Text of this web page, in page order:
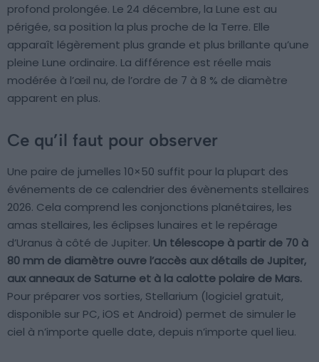
profond prolongée. Le 24 décembre, la Lune est au
périgée, sa position la plus proche de la Terre. Elle
apparaît légèrement plus grande et plus brillante qu’une
pleine Lune ordinaire. La différence est réelle mais
modérée à l’œil nu, de l’ordre de 7 à 8 % de diamètre
apparent en plus.
Ce qu’il faut pour observer
Une paire de jumelles 10×50 suffit pour la plupart des
événements de ce calendrier des évènements stellaires
2026. Cela comprend les conjonctions planétaires, les
amas stellaires, les éclipses lunaires et le repérage
d’Uranus à côté de Jupiter. Un télescope à partir de 70 à
80 mm de diamètre ouvre l’accès aux détails de Jupiter,
aux anneaux de Saturne et à la calotte polaire de Mars.
Pour préparer vos sorties, Stellarium (logiciel gratuit,
disponible sur PC, iOS et Android) permet de simuler le
ciel à n’importe quelle date, depuis n’importe quel lieu.